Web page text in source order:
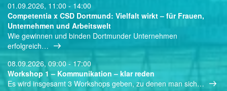
01.09.2026, 11:00 - 14:00
Competentia x CSD Dortmund: Vielfalt wirkt – für Frauen,
Unternehmen und Arbeitswelt
Wie gewinnen und binden Dortmunder Unternehmen
erfolgreich…
08.09.2026, 09:00 - 17:00
Workshop 1 – Kommunikation – klar reden
Es wird insgesamt 3 Workshops geben, zu denen man sich…